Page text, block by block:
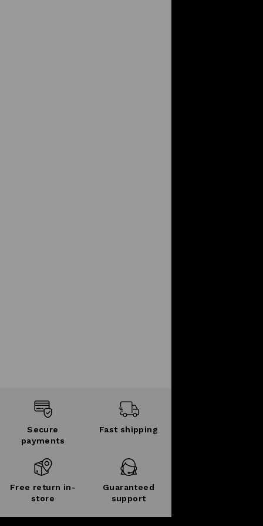
Secure
payments
Fast shipping
Free return in-
store
Guaranteed
support